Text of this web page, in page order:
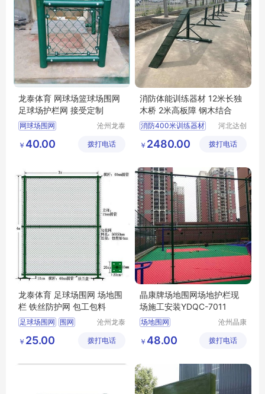
龙泰体育 网球场篮球场围网
足球场护栏网 接受定制
网球场围网
足球护栏网
沧州龙泰
有限公司
￥ 40.00 拨打电话
消防体能训练器材 12米长独
木桥 2米高板障 钢木结合
消防400米训练器材
警八项体能训练器材
河北达创
有限公司
￥ 2480.00 拨打电话
龙泰体育 足球场围网 场地围
栏 铁丝防护网 包工包料
足球场围网
围网
铁丝防护网
沧州龙泰
有限公司
￥ 25.00 拨打电话
晶康牌场地围网场地护栏现
场施工安装YDQC-7011
场地围网
体育围网 体育场围网
沧州晶康
有限公司
￥ 48.00 拨打电话